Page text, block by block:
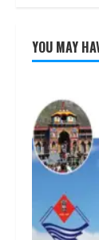
YOU MAY